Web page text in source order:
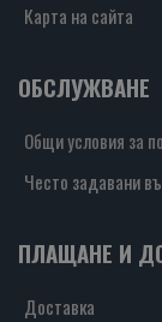
Карта на сайта
ОБСЛУЖВАНЕ
Общи условия за
Често задавани
ПЛАЩАНЕ И
Доставка